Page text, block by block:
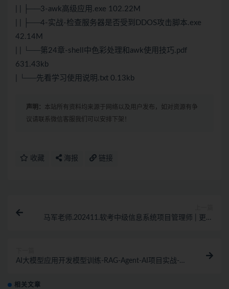
| | ├──3-awk高级应用.exe 102.22M
| | ├──4-实战-检查服务器是否受到DDOS攻击脚本.exe
42.14M
| | └──第24章-shell中色彩处理和awk使用技巧.pdf
631.43kb
| └──先看学习使用说明.txt 0.13kb
声明： 本站所有资料均来源于网络以及用户发布，如对资源有争
议请联系微信客服我们可以安排下架！
收藏 海报 链接
马军老师.202411.软考中级信息系统项目管理师 | 更新
AI大模型应用开发​模型训练-RAG-Agent-AI项目实战-行
相关文章